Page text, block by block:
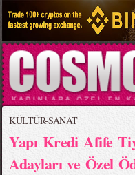
KÜLTÜR-SANAT
Yapı Kredi Afife
Adayları ve Özel